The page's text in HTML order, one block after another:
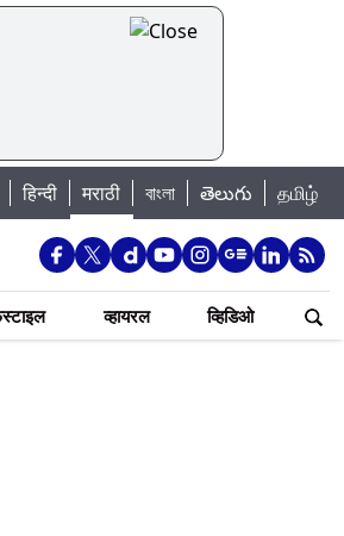
हिन्दी मराठी বাংলা తెలుగు தமிழ்
व्हायरल व्हिडिओ